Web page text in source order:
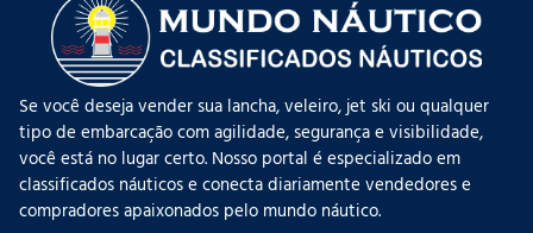
Se você deseja vender sua lancha, veleiro, jet ski ou qualquer
tipo de embarcação com agilidade, segurança e visibilidade,
você está no lugar certo. Nosso portal é especializado em
classificados náuticos e conecta diariamente vendedores e
compradores apaixonados pelo mundo náutico.